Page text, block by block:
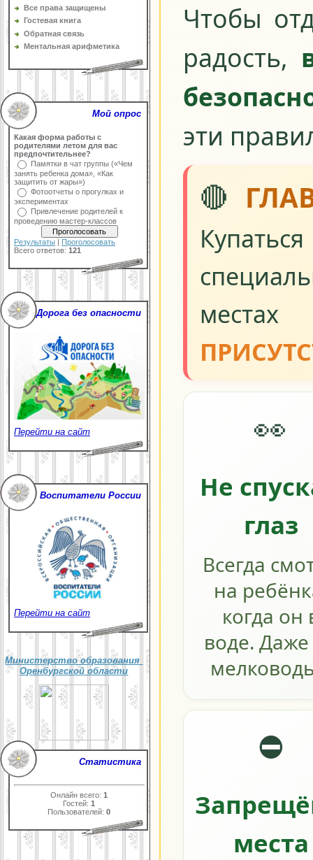
Все права защищены
Гостевая книга
Обратная связь
Ментальная арифметика
Мой опрос
Какая форма работы с
родителями летом для вас
предпочтительнее?
Памятки в чат группы («Чем
занять ребенка дома», «Как
защитить от жары»)
Фотоотчеты о прогулках и
экспериментах
Привлечение родителей к
проведению мастер-классов
Результаты | Проголосовать
Всего ответов: 121
Дорога без опасности
Перейти на сайт
Воспитатели России
Перейти на сайт
Министерство образования
Оренбургской области
Статистика
Онлайн всего:1
Гостей:1
Пользователей:0
Чтобы
радость,
эти
🔴
👀
Не
глаз
Всегда
на
когда он
воде.
⛔
места